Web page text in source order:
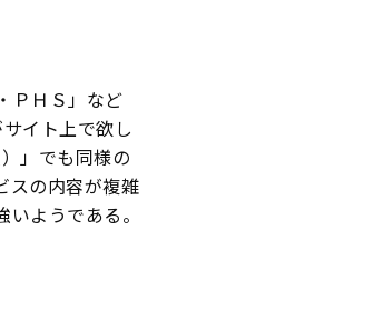
ＰＨＳ」など
イト上で欲し
」でも同様の
スの内容が複雑
ようである。